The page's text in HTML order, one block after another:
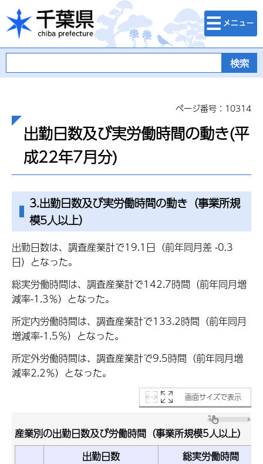
千葉県
検索・メニュ
ー
ページ番号：10314
出勤日数及び実労働時間の動き(平
成22年7月分)
3.出勤日数及び実労働時間の動き（事業所規
模5人以上）
出勤日数は、調査産業計で19.1日（前年同月差 -0.3
日）となった。
総実労働時間は、調査産業計で142.7時間（前年同月増
減率-1.3％）となった。
所定内労働時間は、調査産業計で133.2時間（前年同月
増減率-1.5％）となった。
所定外労働時間は、調査産業計で9.5時間（前年同月増
減率2.2％）となった。
画面サイズで表示
産業別の出勤日数及び労働時間（事業所規模5人以上）
出勤日数 総実労働時間